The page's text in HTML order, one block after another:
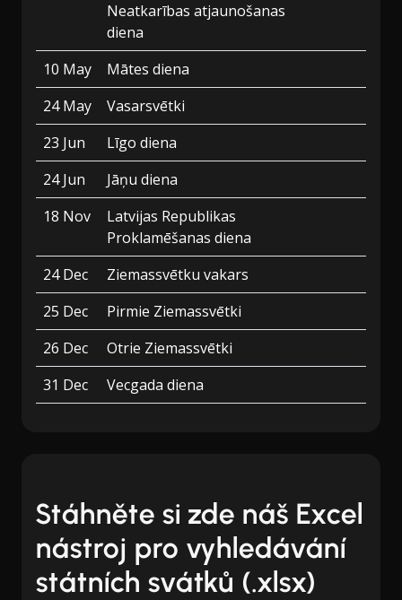
Neatkarības atjaunošanas
diena
10 May
Mātes diena
24 May
Vasarsvētki
23 Jun
Līgo diena
24 Jun
Jāņu diena
18 Nov
Latvijas Republikas
Proklamēšanas diena
24 Dec
Ziemassvētku vakars
25 Dec
Pirmie Ziemassvētki
26 Dec
Otrie Ziemassvētki
31 Dec
Vecgada diena
Stáhněte si zde náš Excel
nástroj pro vyhledávání
státních svátků (.xlsx)